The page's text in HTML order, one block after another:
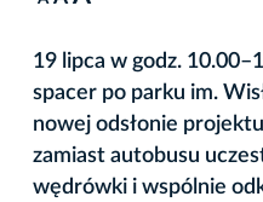
19 lipca w godz.
spacer po parku im.
nowej odsłonie
zamiast autobusu
wędrówki i wspólnie